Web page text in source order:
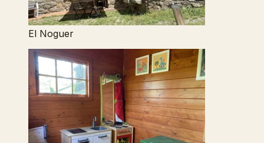
El Noguer